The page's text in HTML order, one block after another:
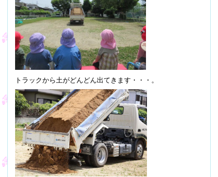
トラックから土がどんどん出てきます・・・。